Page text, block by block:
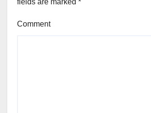
fields are marked *
Comment